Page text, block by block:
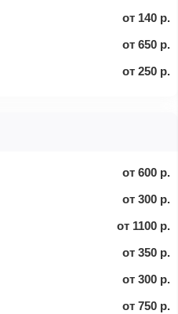
от 140 р.
от 650 р.
от 250 р.
от 600 р.
от 300 р.
от 1100 р.
от 350 р.
от 300 р.
от 750 р.